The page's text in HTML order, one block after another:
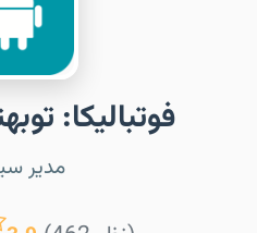
فوتبالیکا:
مدیر